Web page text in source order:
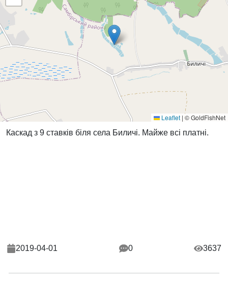
Leaflet | © GoldFishNet
Каскад з 9 ставків біля села Биличі. Майже всі платні.
2019-04-01 0 3637